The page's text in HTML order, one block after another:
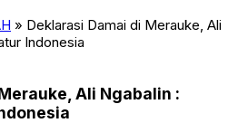
» Deklarasi Damai di Merauke, Ali
Indonesia
Ali Ngabalin :